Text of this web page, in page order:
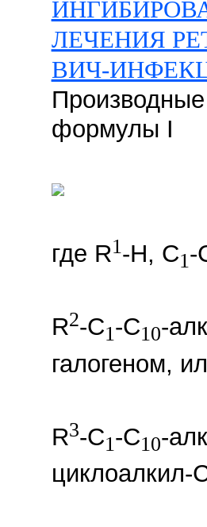
ЛЕЧЕНИЯ
ВИЧ-
формулы I
где R1-Н, C1-
R2-C1-C10-
галогеном,
R3-C1-C10-
циклоалкил-